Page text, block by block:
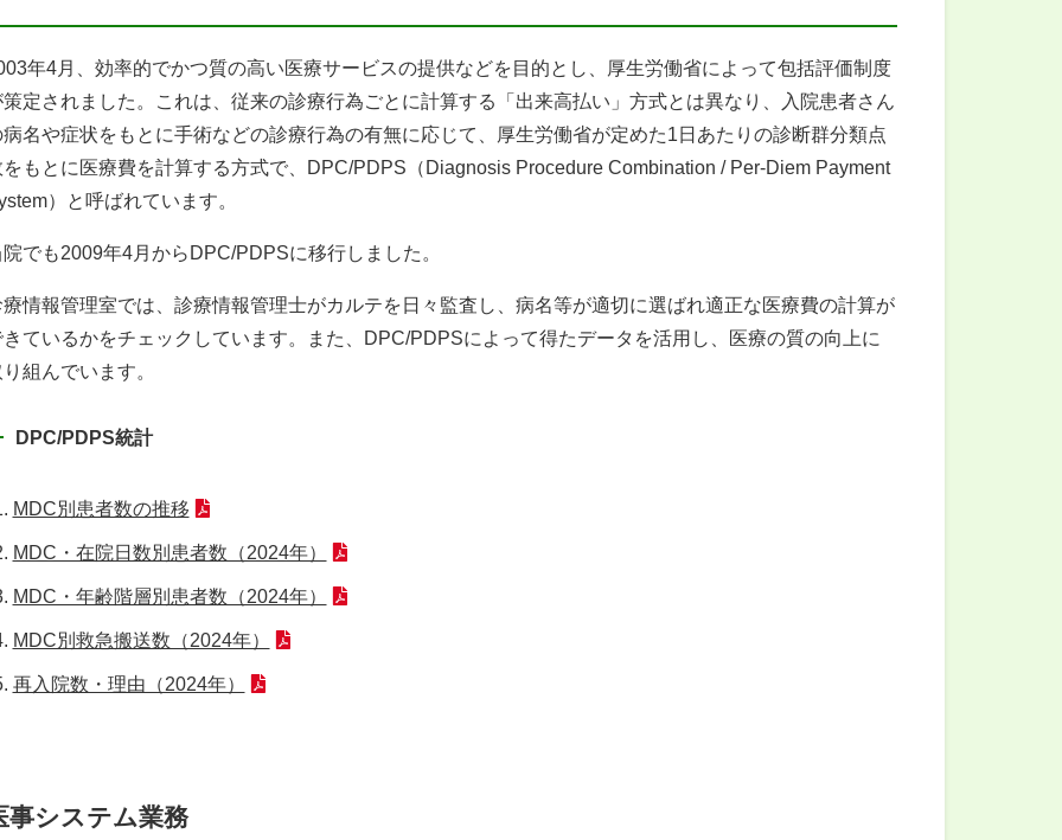
年4月、効率的でかつ質の高い医療サービスの提供などを目的とし、厚生労働省によって包括評価制度
定されました。これは、従来の診療行為ごとに計算する「出来高払い」方式とは異なり、入院患者さん
名や症状をもとに手術などの診療行為の有無に応じて、厚生労働省が定めた1日あたりの診断群分類点
もとに医療費を計算する方式で、DPC/PDPS（Diagnosis Procedure Combination / Per-Diem Payment
）と呼ばれています。
でも2009年4月からDPC/PDPSに移行しました。
情報管理室では、診療情報管理士がカルテを日々監査し、病名等が適切に選ばれ適正な医療費の計算が
ているかをチェックしています。また、DPC/PDPSによって得たデータを活用し、医療の質の向上に
組んでいます。
DPC/PDPS統計
MDC別患者数の推移
MDC・在院日数別患者数（2024年）
MDC・年齢階層別患者数（2024年）
MDC別救急搬送数（2024年）
再入院数・理由（2024年）
事システム業務